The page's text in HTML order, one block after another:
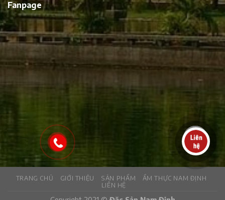
Fanpage
TRANG CHỦ GIỚI THIỆU SẢN PHẨM
ẨM THỰC NAM ĐỊNH
LIÊN HỆ